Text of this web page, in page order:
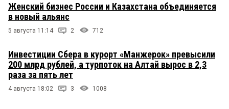
Женский бизнес России и Казахстана объединяется
в новый альянс
5 августа 11:14 2 712
Инвестиции Сбера в курорт «Манжерок» превысили
200 млрд рублей, а турпоток на Алтай вырос в 2,3
раза за пять лет
4 августа 18:02 3 1008